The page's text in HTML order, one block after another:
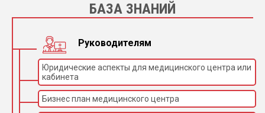
БАЗА ЗНАНИЙ
Руководителям
Юридические аспекты для медицинского центра или
кабинета
Бизнес план медицинского центра